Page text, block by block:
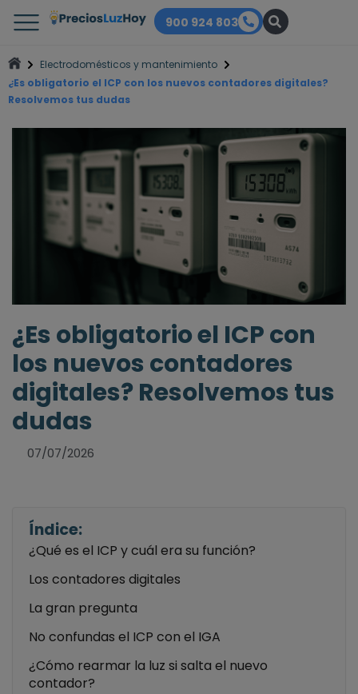
900 924 803
Electrodomésticos y mantenimiento
¿Es obligatorio el ICP con los nuevos contadores digitales?
Resolvemos tus dudas
¿Es obligatorio el ICP con
los nuevos contadores
digitales? Resolvemos tus
dudas
07/07/2026
Índice:
¿Qué es el ICP y cuál era su función?
Los contadores digitales
La gran pregunta
No confundas el ICP con el IGA
¿Cómo rearmar la luz si salta el nuevo
contador?